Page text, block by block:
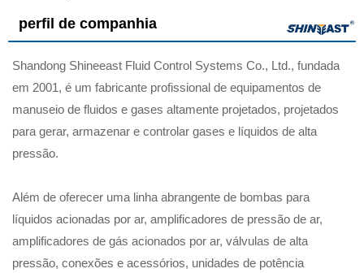
perfil de companhia
Shandong Shineeast Fluid Control Systems Co., Ltd., fundada
em 2001, é um fabricante profissional de equipamentos de
manuseio de fluidos e gases altamente projetados, projetados
para gerar, armazenar e controlar gases e líquidos de alta
pressão.
Além de oferecer uma linha abrangente de bombas para
líquidos acionadas por ar, amplificadores de pressão de ar,
amplificadores de gás acionados por ar, válvulas de alta
pressão, conexões e acessórios, unidades de potência